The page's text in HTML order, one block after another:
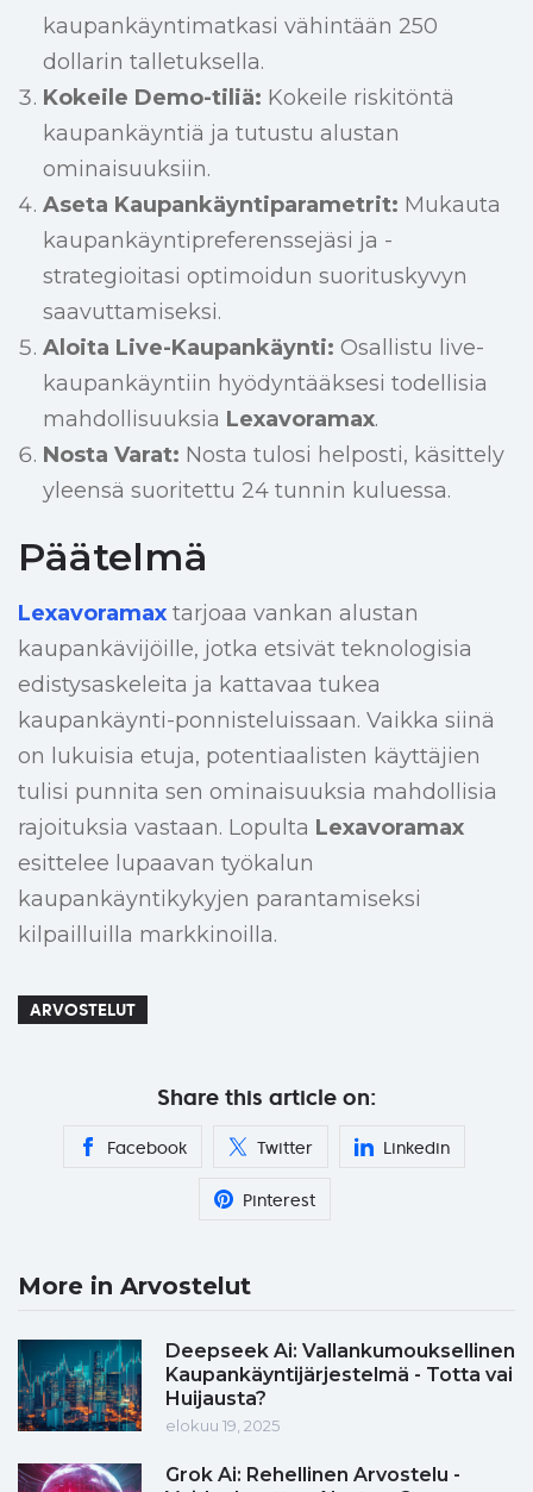
kaupankäyntimatkasi vähintään 250
dollarin talletuksella.
Kokeile Demo-tiliä: Kokeile riskitöntä
kaupankäyntiä ja tutustu alustan
ominaisuuksiin.
Aseta Kaupankäyntiparametrit: Mukauta
kaupankäyntipreferenssejäsi ja -
strategioitasi optimoidun suorituskyvyn
saavuttamiseksi.
Aloita Live-Kaupankäynti: Osallistu live-
kaupankäyntiin hyödyntääksesi todellisia
mahdollisuuksia Lexavoramax.
Nosta Varat: Nosta tulosi helposti, käsittely
yleensä suoritettu 24 tunnin kuluessa.
Päätelmä
Lexavoramax tarjoaa vankan alustan
kaupankävijöille, jotka etsivät teknologisia
edistysaskeleita ja kattavaa tukea
kaupankäynti-ponnisteluissaan. Vaikka siinä
on lukuisia etuja, potentiaalisten käyttäjien
tulisi punnita sen ominaisuuksia mahdollisia
rajoituksia vastaan. Lopulta Lexavoramax
esittelee lupaavan työkalun
kaupankäyntikykyjen parantamiseksi
kilpailluilla markkinoilla.
ARVOSTELUT
Share this article on:
Facebook Twitter Linkedin
Pinterest
More in Arvostelut
Deepseek Ai: Vallankumouksellinen
Kaupankäyntijärjestelmä - Totta vai
Huijausta?
elokuu 19, 2025
Grok Ai: Rehellinen Arvostelu -